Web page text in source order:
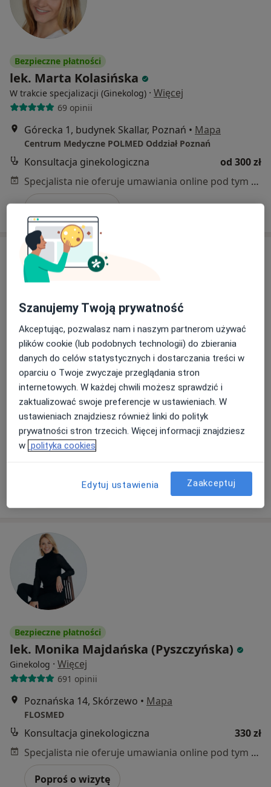
Bezpieczne płatności
lek. Marta Kolasińska
W trakcie specjalizacji (Ginekolog) · Więcej
69 opinii
Górecka 1, budynek Skallar, Poznań • Mapa
Centrum Medyczne POLMED Oddział Poznań
Konsultacja ginekologiczna
od 300 zł
Specjalista nie oferuje umawiania online pod tym adresem.
Poproś o wizytę
Bezpieczne płatności
lek. Aleksandra Prałat
W trakcie specjalizacji (Ginekolog)·Więcej
25 opinii
Poznańska 14, Skórzewo•Mapa
FLOSMED
Konsultacja ginekologiczna
Poproś o wizytę
Bezpieczne płatności
lek. Monika Majdańska (Pyszczyńska)
Ginekolog · Więcej
691 opinii
Poznańska 14, Skórzewo • Mapa
FLOSMED
Konsultacja ginekologiczna
330 zł
Specjalista nie oferuje umawiania online pod tym adresem.
Poproś o wizytę
Szanujemy Twoją prywatność
Akceptując, pozwalasz nam i naszym partnerom używać
plików cookie (lub podobnych technologii) do zbierania
danych do celów statystycznych i dostarczania treści w
oparciu o Twoje zwyczaje przeglądania stron
internetowych. W każdej chwili możesz sprawdzić i
zaktualizować swoje preferencje w ustawieniach. W
ustawieniach znajdziesz również linki do polityk
prywatności stron trzecich. Więcej informacji znajdziesz
w polityka cookies
Edytuj ustawienia Zaakceptuj